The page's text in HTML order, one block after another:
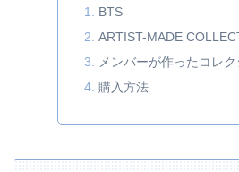
BTS
ARTIST-MADE
メンバーが作ったコレ
購入方法